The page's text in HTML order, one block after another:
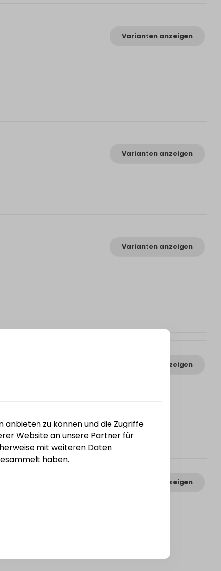
Varianten anzeigen
Varianten anzeigen
Varianten anzeigen
Varianten anzeigen
Varianten anzeigen
anbieten zu können und die Zugriffe
Website an unsere Partner für
mit weiteren Daten
haben.